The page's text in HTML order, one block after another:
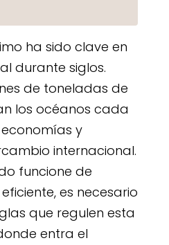
ha sido clave en
durante siglos.
de toneladas de
los océanos cada
y
internacional.
funcione de
es necesario
que regulen esta
entra el